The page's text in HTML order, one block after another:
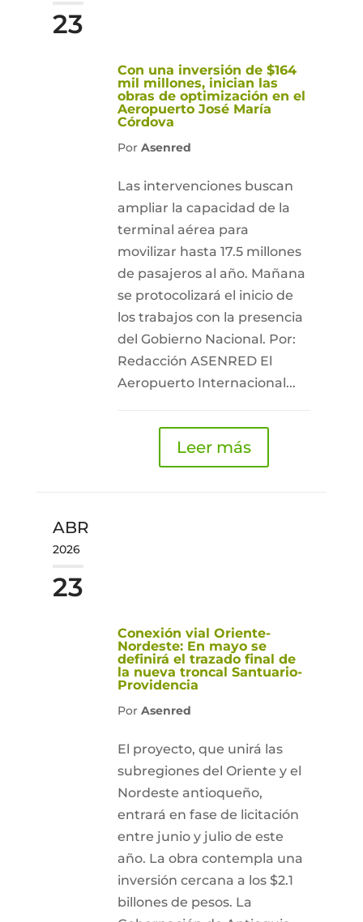
23
Con una inversión de $164
mil millones, inician las
obras de optimización en el
Aeropuerto José María
Córdova
Por Asenred
Las intervenciones buscan
ampliar la capacidad de la
terminal aérea para
movilizar hasta 17.5 millones
de pasajeros al año. Mañana
se protocolizará el inicio de
los trabajos con la presencia
del Gobierno Nacional. Por:
Redacción ASENRED El
Aeropuerto Internacional...
Leer más
ABR
2026
23
Conexión vial Oriente-
Nordeste: En mayo se
definirá el trazado final de
la nueva troncal Santuario-
Providencia
Por Asenred
El proyecto, que unirá las
subregiones del Oriente y el
Nordeste antioqueño,
entrará en fase de licitación
entre junio y julio de este
año. La obra contempla una
inversión cercana a los $2.1
billones de pesos. La